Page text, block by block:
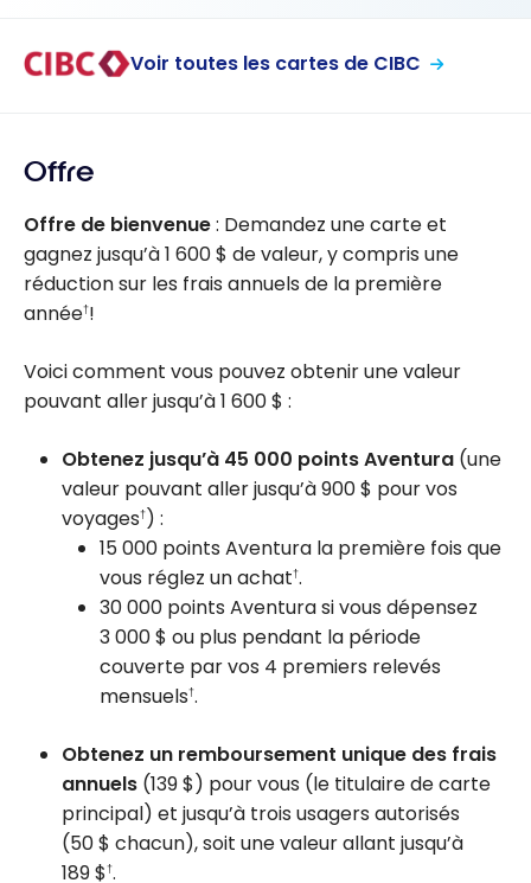
Voir toutes les cartes de CIBC
Offre
Offre de bienvenue: Demandez une carte et
gagnez jusqu’à1 600 $ de valeur, y compris une
réduction sur les frais annuels de la première
année†!
Voici comment vous pouvez obtenir une valeur
pouvant aller jusqu’à1 600 $ :
Obtenez jusqu’à 45 000 points Aventura (une
valeur pouvant aller jusqu’à900 $ pour vos
voyages†) :
15 000 points Aventura la première fois que
vous réglez un achat†.
30 000 points Aventura si vous dépensez
3 000 $ ou plus pendant la période
couverte par vos 4 premiers relevés
mensuels†.
Obtenez un remboursement unique des frais
annuels (139 $) pour vous (le titulaire de carte
principal) et jusqu’à trois usagers autorisés
(50 $ chacun), soit une valeur allant jusqu’à
189 $†.